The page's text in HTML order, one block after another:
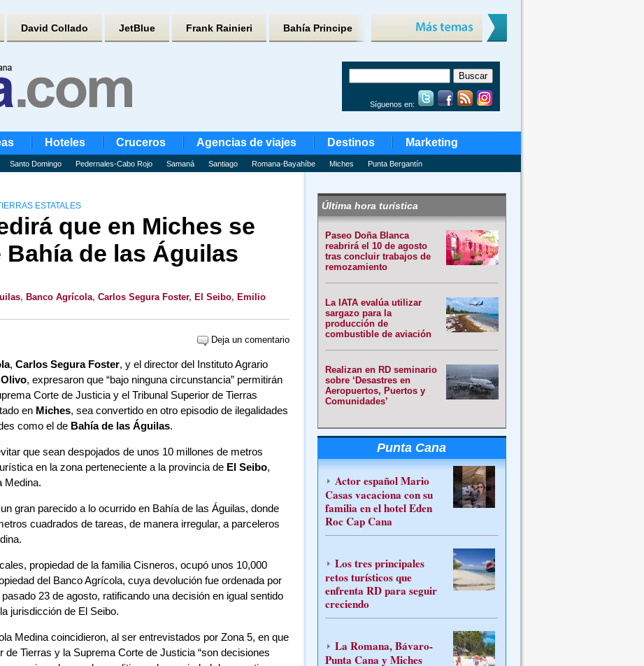
David Collado JetBlue Frank Rainieri Bahía Principe
Síguenos en:
Hoteles Cruceros Agencias de viajes Destinos Marketing
Santo Domingo Pedernales-Cabo Rojo Samaná Santiago Romana-Bayahíbe Miches Punta Bergantín
ESTATALES
que en Miches se
Bahía de las Águilas
, Banco Agrícola, Carlos Segura Foster, El Seibo, Emilio
Deja un comentario
, Carlos Segura Foster, y el director del Instituto Agrario
, expresaron que “bajo ninguna circunstancia” permitirán
Corte de Justicia y el Tribunal Superior de Tierras
en Miches, sea convertido en otro episodio de ilegalidades
como el de Bahía de las Águilas.
que sean despojados de unos 10 millones de metros
en la zona perteneciente a la provincia de El Seibo,
Medina.
gran parecido a lo ocurrido en Bahía de las Águilas, donde
cuadrados de tareas, de manera irregular, a parceleros
propiedad de la familia Cisneros, ocupó unos 10,000
del Banco Agrícola, cuya devolución fue ordenada por
23 de agosto, ratificando una decisión en igual sentido
jurisdicción de El Seibo.
Medina coincidieron, al ser entrevistados por Zona 5, en que
de Tierras y la Suprema Corte de Justicia “son decisiones
Última hora turística
Paseo Doña Blanca
reabrirá el 10 de agosto
tras concluir trabajos de
remozamiento
La IATA evalúa utilizar
sargazo para la
producción de
combustible de aviación
Realizan en RD seminario
sobre ‘Desastres en
Aeropuertos, Puertos y
Comunidades’
Punta Cana
Actor español Mario
Casas vacaciona con su
familia en el hotel Eden
Roc Cap Cana
Los tres principales
retos turísticos que
enfrenta RD para seguir
creciendo
La Romana, Bávaro-
Punta Cana y Miches